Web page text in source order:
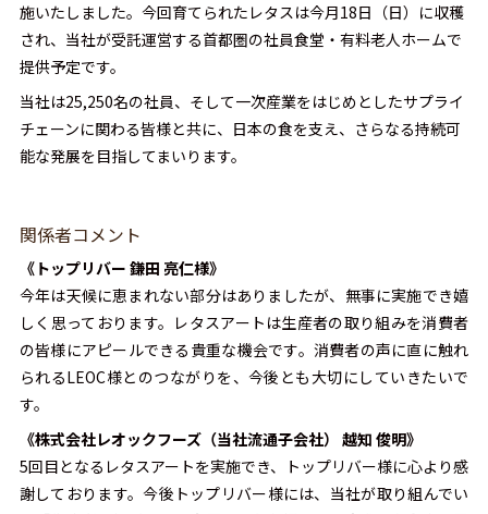
施いたしました。今回育てられたレタスは今月18日（日）に収穫
され、当社が受託運営する首都圏の社員食堂・有料老人ホームで
提供予定です。
当社は25,250名の社員、そして一次産業をはじめとしたサプライ
チェーンに関わる皆様と共に、日本の食を支え、さらなる持続可
能な発展を目指してまいります。
関係者コメント
《トップリバー 鎌田 亮仁様》
今年は天候に恵まれない部分はありましたが、無事に実施でき嬉
しく思っております。レタスアートは生産者の取り組みを消費者
の皆様にアピールできる貴重な機会です。消費者の声に直に触れ
られるLEOC様とのつながりを、今後とも大切にしていきたいで
す。
《株式会社レオックフーズ（当社流通子会社） 越知 俊明》
5回目となるレタスアートを実施でき、トップリバー様に心より感
謝しております。今後トップリバー様には、当社が取り組んでい